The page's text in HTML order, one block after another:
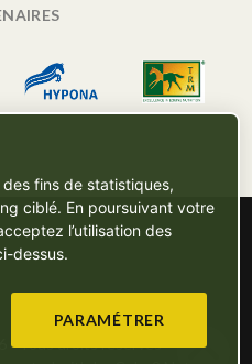
- Tous droits réservés
fins de statistiques,
ciblé. En poursuivant votre
l’utilisation des
dessus.
PARAMÉTRER